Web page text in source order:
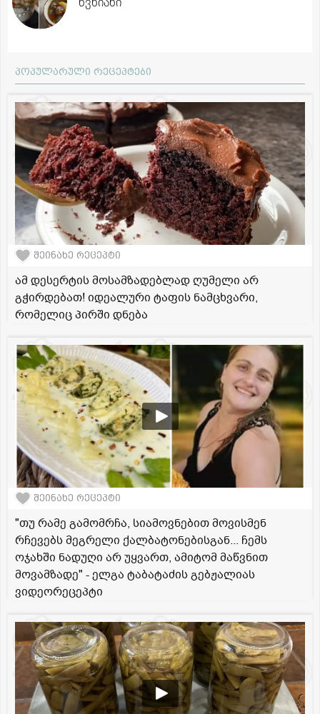
პოპულარული რეცეპტები
შეინახე რეცეპტი
ამ დესერტის მოსამზადებლად ღუმელი არ
გჭირდებათ! იდეალური ტაფის ნამცხვარი,
რომელიც პირში დნება
შეინახე რეცეპტი
"თუ რამე გამომრჩა, სიამოვნებით მოვისმენ
რჩევებს მეგრელი ქალბატონებისგან... ჩემს
ოჯახში ნადუღი არ უყვართ, ამიტომ მაწვნით
მოვამზადე" - ელგა ტაბატაძის გებჟალიას
ვიდეორეცეპტი